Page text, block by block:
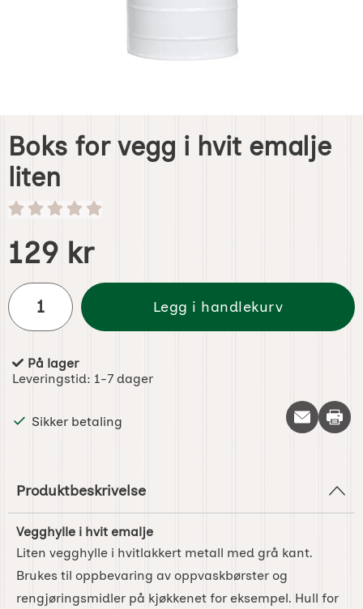
Boks for vegg i hvit emalje
liten
Handle dette produktet, Boks for vegg i hvit emalje liten
pris
129 kr
antall
Legg i handlekurv
Produkttilgjengelighet:
På lager
Leveringstid: 1-7 dager
Sikker betaling Skriv
Produktbeskrivelse
Vegghylle i hvit emalje
Liten vegghylle i hvitlakkert metall med grå kant.
Brukes til oppbevaring av oppvaskbørster og
rengjøringsmidler på kjøkkenet for eksempel. Hull for